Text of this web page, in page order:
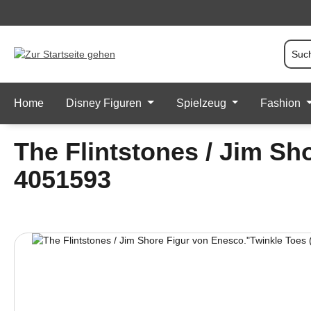
Home Disney Figuren Spielzeug Fashion
The Flintstones / Jim
4051593
Bildergalerie überspringen